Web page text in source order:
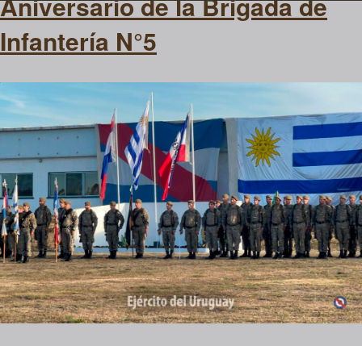
Infantería N°5